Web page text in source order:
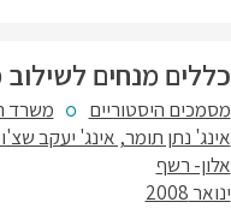
כללים מנחים
מסמכים היסטוריים
משרד
אינג' נתן תומר, אינג' יעקב
אלון- רשף
ינואר 2008